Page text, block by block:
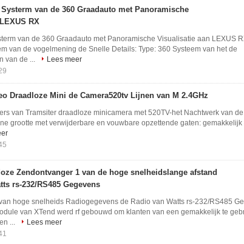
Systerm van de 360 Graadauto met Panoramische
RX
van de 360 Graadauto met Panoramische Visualisatie aan LEXUS
van de vogelmening de Snelle Details: Type: 360 Systeem van het de
van de ...
Lees meer
Draadloze Mini de Camera520tv Lijnen van M 2.4GHz
van Tramsiter draadloze minicamera met 520TV-het Nachtwerk van
grootte met verwijderbare en vouwbare opzettende gaten: gemakkelijk
Zendontvanger 1 van de hoge snelheidslange afstand
rs-232/RS485 Gegevens
hoge snelheids Radiogegevens de Radio van Watts rs-232/RS485
van XTend werd rf gebouwd om klanten van een gemakkelijk te
...
Lees meer